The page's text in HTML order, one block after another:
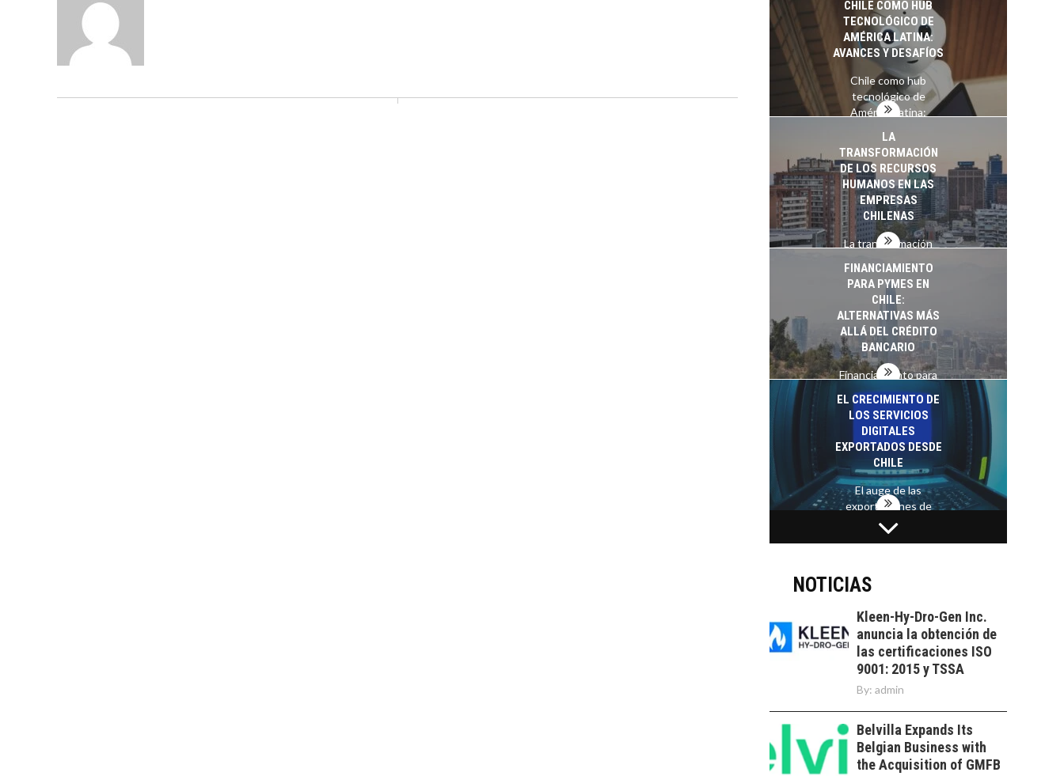
CHILE COMO HUB
TECNOLÓGICO DE
AMÉRICA LATINA:
AVANCES Y DESAFÍOS
Chile como hub
tecnológico de
América Latina:
LA
TRANSFORMACIÓN
DE LOS RECURSOS
HUMANOS EN LAS
EMPRESAS
CHILENAS
La transformación
recursos humanos en
las empresas…
FINANCIAMIENTO
PARA PYMES EN
CHILE:
ALTERNATIVAS MÁS
ALLÁ DEL CRÉDITO
BANCARIO
Financiamiento para
pymes en Chile:
alternativas que
trascienden el
crédito…
EL CRECIMIENTO DE
LOS SERVICIOS
DIGITALES
EXPORTADOS DESDE
CHILE
El auge de las
exportaciones de
servicios digitales en
Chile:…
TURISMO EN EL
DESIERTO DE
OPORTUNIDADES
PARA EL
DESARROLLO LOCAL
El Desierto de
Atacama: Motor
Estratégico para el
Desarrollo Turístico…
LA INDUSTRIA
MINERA CHILENA
FRENTE AL DESAFÍO
DE LA
SOSTENIBILIDAD
Minería chilena: un
pilar estratégico ante
NOTICIAS
Kleen-Hy-Dro-Gen Inc.
anuncia la obtención de
las certificaciones ISO
9001: 2015 y TSSA
By: admin
Belvilla Expands Its
Belgian Business with
the Acquisition of GMFB